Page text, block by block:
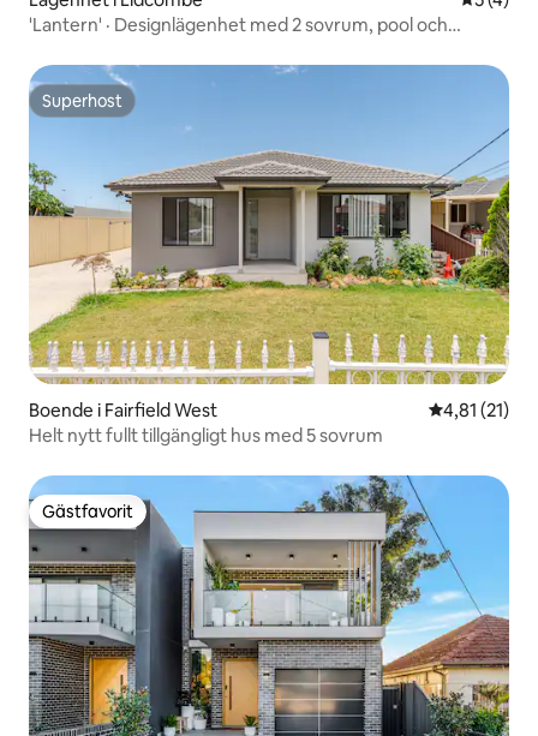
'Lantern' · Designlägenhet med 2 sovrum, pool och
Superhost
Superhost
Boende i Fairfield West 4,81 av 5 i
4,81 (21)
Helt nytt fullt tillgängligt hus med 5 sovrum
Gästfavorit
Gästfavorit